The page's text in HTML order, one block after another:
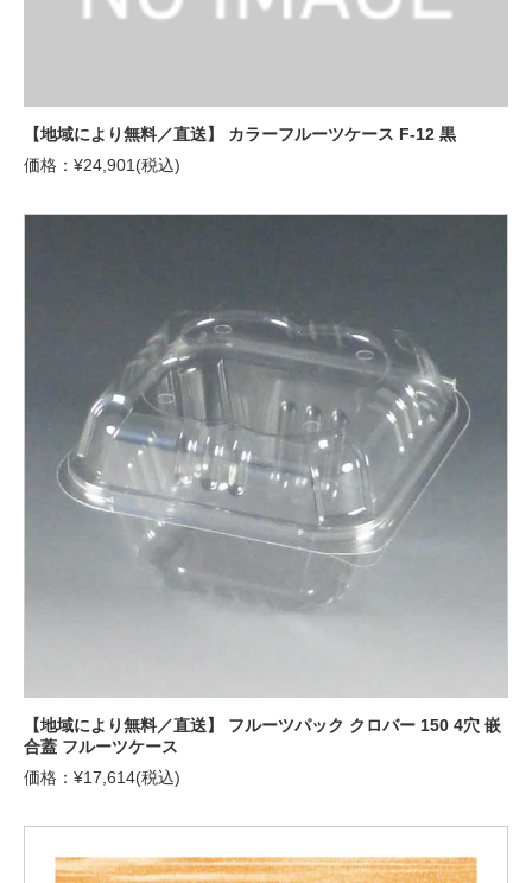
【地域により無料／直送】 カラーフルーツケース F-12 黒
価格：¥24,901(税込)
【地域により無料／直送】 フルーツパック クロバー 150 4穴 嵌
合蓋 フルーツケース
価格：¥17,614(税込)